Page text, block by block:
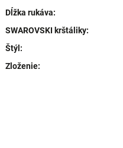
Dĺžka rukáva:
SWAROVSKI krštáliky:
Štýl:
Zloženie: